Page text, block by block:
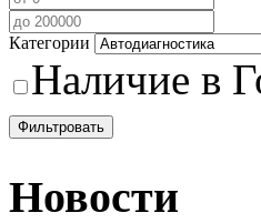
Категории
Наличие в
Фильтровать
Новости